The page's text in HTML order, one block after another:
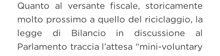
Quanto al versante fiscale, storicamente
molto prossimo a quello del riciclaggio, la
legge di Bilancio in discussione al
Parlamento traccia l’attesa “mini-voluntary